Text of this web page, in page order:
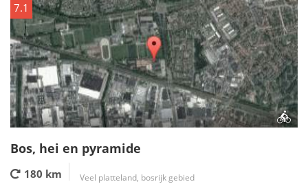
7.1
Bos, hei en pyramide
180 km Veel platteland, bosrijk gebied